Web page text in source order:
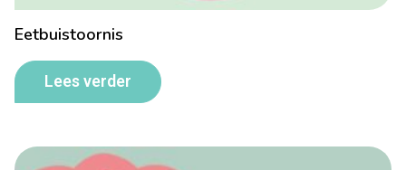
Eetbuistoornis
Lees verder